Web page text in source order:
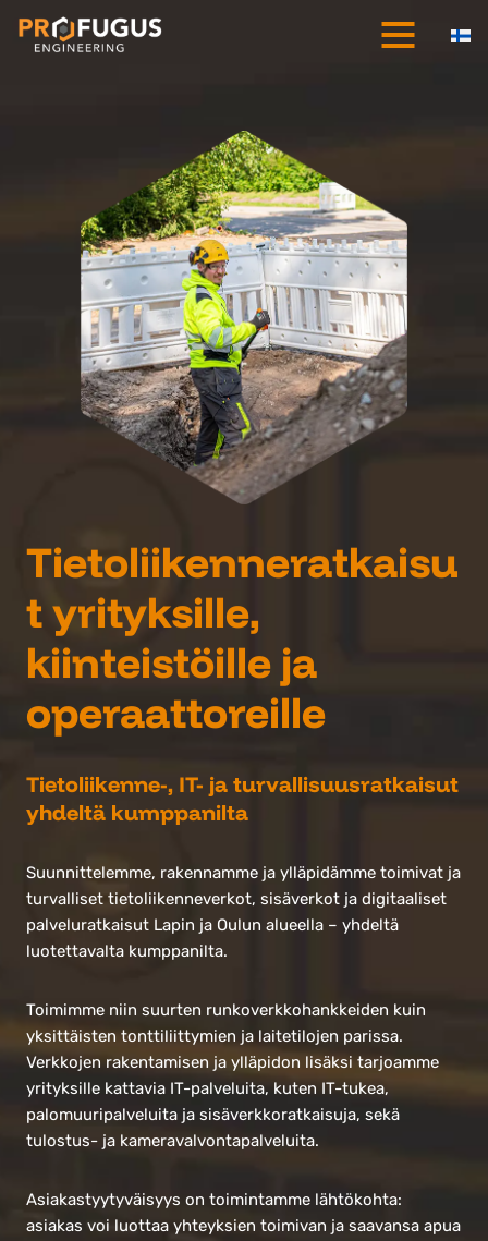
Siirry
Tietoliikenneratkaisu
t yrityksille,
kiinteistöille ja
operaattoreille
Tietoliikenne-, IT- ja turvallisuusratkaisut
yhdeltä kumppanilta
Suunnittelemme, rakennamme ja ylläpidämme toimivat ja
turvalliset tietoliikenneverkot, sisäverkot ja digitaaliset
palveluratkaisut Lapin ja Oulun alueella – yhdeltä
luotettavalta kumppanilta.
Toimimme niin suurten runkoverkkohankkeiden kuin
yksittäisten tonttiliittymien ja laitetilojen parissa.
Verkkojen rakentamisen ja ylläpidon lisäksi tarjoamme
yrityksille kattavia IT-palveluita, kuten IT-tukea,
palomuuripalveluita ja sisäverkkoratkaisuja, sekä
tulostus- ja kameravalvontapalveluita.
Asiakastyytyväisyys on toimintamme lähtökohta:
asiakas voi luottaa yhteyksien toimivan ja saavansa apua